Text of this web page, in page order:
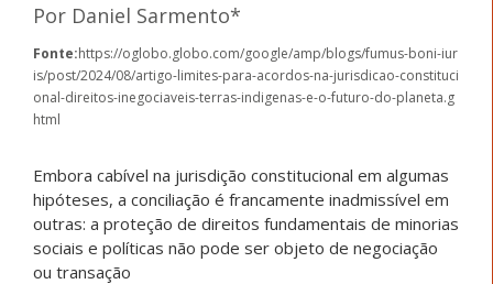
Por Daniel Sarmento*
Fonte:https://oglobo.globo.com/google/amp/blogs/fumus-boni-iur
is/post/2024/08/artigo-limites-para-acordos-na-jurisdicao-constituci
onal-direitos-inegociaveis-terras-indigenas-e-o-futuro-do-planeta.g
html
Embora cabível na jurisdição constitucional em algumas
hipóteses, a conciliação é francamente inadmissível em
outras: a proteção de direitos fundamentais de minorias
sociais e políticas não pode ser objeto de negociação
ou transação